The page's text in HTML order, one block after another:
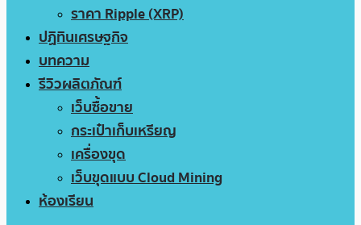
ราคา Ripple (XRP)
ปฏิทินเศรษฐกิจ
บทความ
รีวิวผลิตภัณฑ์
เว็บซื้อขาย
กระเป๋าเก็บเหรียญ
เครื่องขุด
เว็บขุดแบบ Cloud Mining
ห้องเรียน